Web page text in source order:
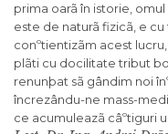
prima oarã în istorie,
este de naturã fizicã, e
conºtientizãm acest
plãti cu docilitate tribut
renunþat sã gândim noi
încrezându-ne mass-
ce acumuleazã câºtiguri